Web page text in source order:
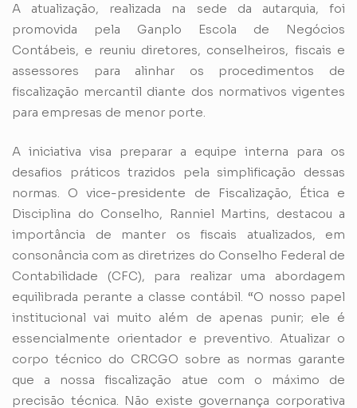
A atualização, realizada na sede da autarquia, foi
promovida pela Ganplo Escola de Negócios
Contábeis, e reuniu diretores, conselheiros, fiscais e
assessores para alinhar os procedimentos de
fiscalização mercantil diante dos normativos vigentes
para empresas de menor porte.
A iniciativa visa preparar a equipe interna para os
desafios práticos trazidos pela simplificação dessas
normas. O vice-presidente de Fiscalização, Ética e
Disciplina do Conselho, Ranniel Martins, destacou a
importância de manter os fiscais atualizados, em
consonância com as diretrizes do Conselho Federal de
Contabilidade (CFC), para realizar uma abordagem
equilibrada perante a classe contábil. “O nosso papel
institucional vai muito além de apenas punir; ele é
essencialmente orientador e preventivo. Atualizar o
corpo técnico do CRCGO sobre as normas garante
que a nossa fiscalização atue com o máximo de
precisão técnica. Não existe governança corporativa